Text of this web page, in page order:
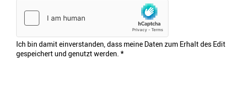
Ich bin damit einverstanden, dass meine Daten zum Erhalt des
gespeichert und genutzt werden. *